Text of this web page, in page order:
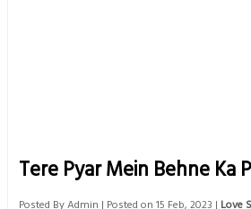
Tere Pyar Mein Behne Ka
Posted ByAdmin | Posted on 15 Feb, 2023 | Love